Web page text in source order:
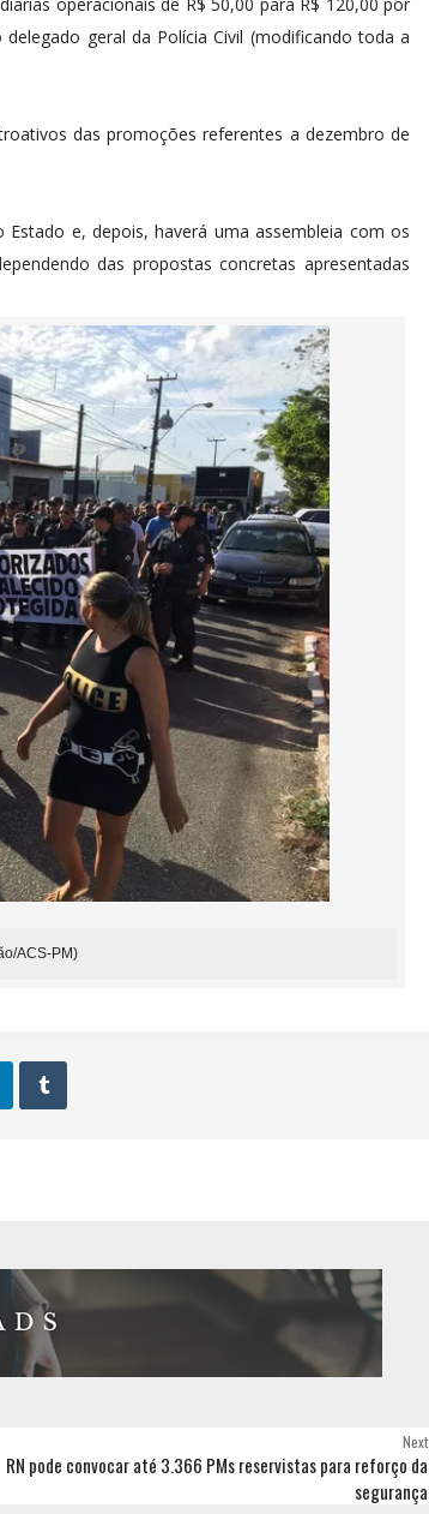
geral da Polícia Civil (modificando toda a
das promoções referentes a dezembro de
e, depois, haverá uma assembleia com os
das propostas concretas apresentadas
ACS-PM)

Next
RN pode convocar até 3.366 PMs reservistas para reforço da
segurança